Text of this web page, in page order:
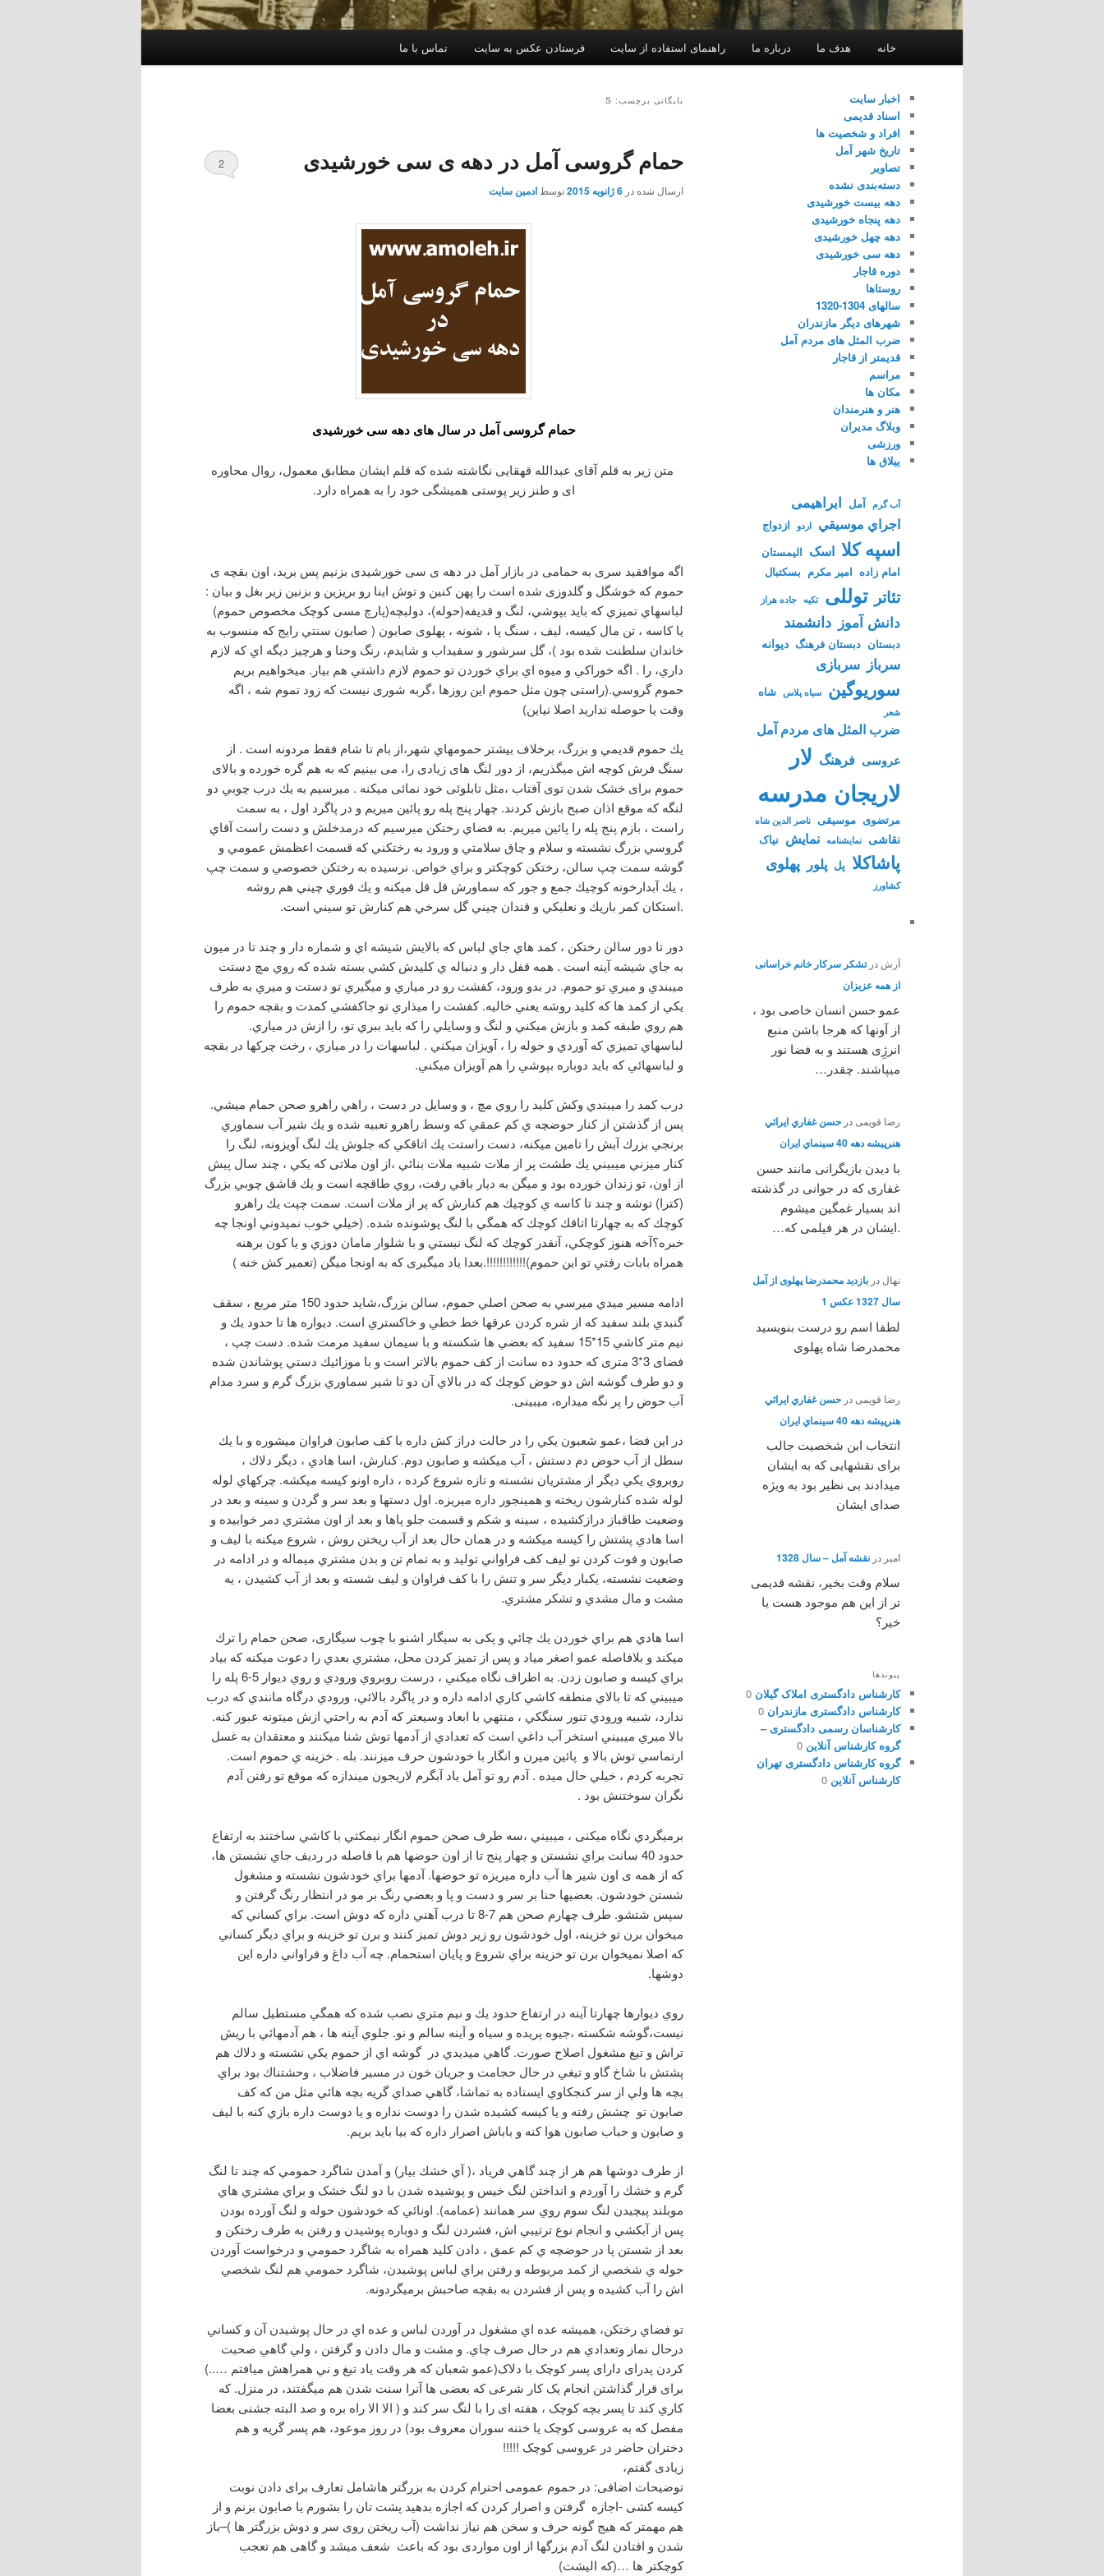
خانه هدف ما درباره ما راهنمای استفاده از سایت فرستادن عکس به سایت تماس با ما
بایگانی برچسب: S
حمام گروسی آمل در دهه ی سی خورشیدی
ارسال شده در 6 ژانویه 2015 توسط ادمین سایت
2
حمام گروسی آملدر سال های دهه سی خورشیدی
متن زیر به قلم آقای عبدالله قهقایی نگاشته شده که قلم ایشان مطابق معمول، روال محاوره
ای و طنز زیر پوستی همیشگی خود را به همراه دارد.
اگه موافقيد سری به حمامی در بازار آمل در دهه ی سی خورشیدی بزنیم پس بريد، اون بقچه ی
حموم که خوشگل و گلدوزی شده است را پهن کنين و توش اینا رو بریزین و بزنین زير بغل و بيان :
لباسهاي تميزي كه بايد بپوشي، لنگ و قدیفه(حوله)، دولبچه(پارچ مسی کوچک مخصوص حموم)
یا کاسه ، تن مال كيسه، لیف ، سنگ پا ، شونه ، پهلوی صابون ( صابون سنتي رایج که منسوب به
خاندان سلطنت شده بود )، گل سرشور و سفیداب و شایدم، رنگ وحنا و هرچيز ديگه اي كه لازم
داري، را . اگه خوراكي و ميوه اي براي خوردن تو حموم لازم داشتي هم بيار. ميخواهيم بريم
حموم گروسي.(راستی چون مثل حموم این روزها ،گربه شوری نیست که زود تموم شه ، اگه
وقت یا حوصله ندارید اصلا نیاین)
يك حموم قديمي و بزرگ، برخلاف بيشتر حمومهاي شهر،از بام تا شام فقط مردونه است . از
سنگ فرش كوچه اش ميگذريم، از دور لنگ های زیادی را، می بینیم که به هم گره خورده و بالای
حموم برای خشک شدن توی آفتاب ،مثل تابلوئی خود نمائی میکنه . ميرسيم به يك درب چوبي دو
لنگه كه موقع اذان صبح بازش كردند. چهار پنج پله رو پائين ميريم و در پاگرد اول ، به سمت
راست ، بازم پنج پله را پائين ميريم. به فضاي رختكن ميرسيم كه درمدخلش و دست راست آقاي
گروسي بزرگ نشسته و سلام و چاق سلامتي و ورود به رختكني كه قسمت اعظمش عمومي و
گوشه سمت چپ سالن، رختكن کوچکتر و براي خواص. نرسيده به رختكن خصوصي و سمت چپ
، يك آبدارخونه كوچيك جمع و جور كه سماورش قل قل ميكنه و يك قوري چيني هم روشه
.استكان كمر باريك و نعلبكي و قندان چيني گل سرخي هم كنارش تو سيني است.
دور تا دور سالن رختكن ، كمد هاي جاي لباس كه بالايش شيشه اي و شماره دار و چند تا در ميون
به جاي شيشه آينه است . همه قفل دار و دنباله ي كليدش كشي بسته شده كه روي مچ دستت
ميبندي و ميري تو حموم. در بدو ورود، كفشت رو در مياري و ميگيري تو دستت و ميري به طرف
يكي از كمد ها كه كليد روشه يعني خاليه. كفشت را ميذاري تو جاكفشي كمدت و بقچه حموم را
هم روي طبقه كمد و بازش ميكني و لنگ و وسايلي را كه بايد ببري تو، را ازش در مياري.
لباسهاي تميزي كه آوردي و حوله را ، آويزان ميكني . لباسهات را در مياري ، رخت چركها در بقچه
و لباسهائي كه بايد دوباره بپوشي را هم آويزان ميكني.
درب كمد را ميبندي وكش كليد را روي مچ ، و وسايل در دست ، راهي راهرو صحن حمام ميشي.
پس از گذشتن از كنار حوضچه ي كم عمقي كه وسط راهرو تعبيه شده و يك شير آب سماوري
برنجي بزرك آبش را تامين ميكنه، دست راستت يك اتاقكي كه جلوش يك لنگ آويزونه، لنگ را
كنار ميزني ميبيني يك طشت پر از ملات شبيه ملات بنائي ،از اون ملاتی كه يكي ، چند سال پيش
از اون، تو زندان خورده بود و ميگن به ديار باقي رفت، روي طاقچه است و يك قاشق چوبي بزرگ
(كترا) توشه و چند تا كاسه ي كوچيك هم كنارش كه پر از ملات است. سمت چپت يك راهرو
كوچك كه به چهارتا اتاقك كوچك كه همگي با لنگ پوشونده شده. (خيلي خوب نميدوني اونجا چه
خبره؟آخه هنوز كوچكي، آنقدر كوچك كه لنگ نبستي و با شلوار مامان دوزي و يا كون برهنه
همراه بابات رفتي تو اين حموم)!!!!!!!!!!!!.بعدا یاد میگیری که به اونجا میگن (تعمیر کش خنه )
ادامه مسير ميدي ميرسي به صحن اصلي حموم، سالن بزرگ،شايد حدود 150 متر مربع ، سقف
گنبدي بلند سفيد كه از شره كردن عرقها خط خطي و خاكستري است. ديواره ها تا حدود يك و
نيم متر كاشي 15*15 سفيد كه بعضي ها شكسته و با سيمان سفيد مرمت شده. دست چپ ،
فضای 3*3 متری که حدود ده سانت از كف حموم بالاتر است و با موزائيك دستي پوشاندن شده
و دو طرف گوشه اش دو حوض كوچك كه در بالاي آن دو تا شير سماوري بزرگ گرم و سرد مدام
آب حوض را پر نگه ميداره، میبینی.
در اين فضا ،عمو شعبون يكي را در حالت دراز كش داره با كف صابون فراوان ميشوره و با يك
سطل از آب حوض دم دستش ، آب ميكشه و صابون دوم. كنارش، اسا هادي ، ديگر دلاك ،
روبروي يكي ديگر از مشتريان نشسته و تازه شروع كرده ، داره اونو كيسه ميكشه. چرکهاي لوله
لوله شده كنارشون ريخته و همينجور داره ميريزه. اول دستها و بعد سر و گردن و سینه و بعد در
وضعيت طاقباز درازکشيده ، سينه و شکم و قسمت جلو پاها و بعد از اون مشتري دمر خوابيده و
اسا هادي پشتش را كيسه ميكشه و در همان حال بعد از آب ريختن روش ، شروع ميكنه با ليف و
صابون و فوت كردن تو ليف كف فراواني توليد و به تمام تن و بدن مشتري ميماله و در ادامه در
وضعيت نشسته، يكبار ديگر سر و تنش را با كف فراوان و ليف شسته و بعد از آب كشيدن ، يه
مشت و مال مشدي و تشكر مشتري.
اسا هادي هم براي خوردن يك چائي و پکی به سیگار اشنو با چوب سیگاری، صحن حمام را ترك
ميكند و بلافاصله عمو اصغر مياد و پس از تميز كردن محل، مشتري بعدي را دعوت ميكنه كه بياد
براي كيسه و صابون زدن. به اطراف نگاه ميكني ، درست روبروي ورودي و روي ديوار 5-6 پله را
ميبيني كه تا بالاي منطقه كاشي كاري ادامه داره و در پاگرد بالائي، ورودي درگاه مانندي كه درب
ندارد، شبيه ورودي تنور سنگكي ، منتهي با ابعاد وسيعتر كه آدم به راحتي ازش ميتونه عبور كنه.
بالا ميري ميبيني استخر آب داغي است كه تعدادي از آدمها توش شنا ميكنند و معتقدان به غسل
ارتماسي توش بالا و پائين ميرن و انگار با خودشون حرف ميزنند. بله . خزينه ي حموم است.
تجربه كردم ، خيلي حال ميده . آدم رو تو آمل ياد آبگرم لاريجون ميندازه كه موقع تو رفتن آدم
نگران سوختنش بود .
برميگردي نگاه ميكنی ، ميبيني ،سه طرف صحن حموم انگار نيمكتي با كاشي ساختند به ارتفاع
حدود 40 سانت براي نشستن و چهار پنج تا از اون حوضها هم با فاصله در رديف جاي نشستن ها،
كه از همه ی اون شير ها آب داره میریزه تو حوضها. آدمها براي خودشون نشسته و مشغول
شستن خودشون. بعضيها حنا بر سر و دست و پا و بعضي رنگ بر مو در انتظار رنگ گرفتن و
سپس شتشو. طرف چهارم صحن هم 7-8 تا درب آهني داره كه دوش است. براي كساني كه
ميخوان برن تو خزينه، اول خودشون رو زير دوش تميز كنند و برن تو خزينه و براي ديگر كساني
كه اصلا نميخوان برن تو خزينه براي شروع و پايان استحمام. چه آب داغ و فراواني داره اين
دوشها.
روي ديوارها چهارتا آينه در ارتفاع حدود يك و نيم متري نصب شده كه همگي مستطيل سالم
نيست،گوشه شكسته ،جيوه پريده و سياه و آينه سالم و نو. جلوي آينه ها ، هم آدمهائي با ريش
تراش و تيغ مشغول اصلاح صورت. گاهي ميديدي در گوشه اي از حموم يكي نشسته و دلاك هم
پشتش با شاخ گاو و تيغي در حال حجامت و جريان خون در مسير فاضلاب ، وحشتناك بود براي
بچه ها ولي از سر كنجكاوي ايستاده به تماشا، گاهي صداي گريه بچه هائي مثل من كه كف
صابون تو چشش رفته و يا كيسه كشيده شدن را دوست نداره و يا دوست داره بازي كنه با لیف
و صابون و حباب صابون هوا کنه و باباش اصرار داره كه بيا بايد بريم.
از طرف دوشها هم هر از چند گاهي فرياد ،( آي خشك بيار) و آمدن شاگرد حمومي كه چند تا لنگ
گرم و خشك را آوردم و انداختن لنگ خيس و پوشيده شدن با دو لنگ خشک و براي مشتري هاي
موبلند پيچيدن لنگ سوم روي سر همانند (عمامه). اونائي كه خودشون حوله و لنگ آورده بودن
پس از آبكشي و انجام نوع ترتيبي اش، فشردن لنگ و دوباره پوشيدن و رفتن به طرف رختكن و
بعد از شستن پا در حوضچه ي كم عمق ، دادن كليد همراه به شاگرد حمومي و درخواست آوردن
حوله ي شخصي از كمد مربوطه و رفتن براي لباس پوشيدن، شاگرد حمومي هم لنگ شخصي
اش را آب كشيده و پس از فشردن به بقچه صاحبش برميگردونه.
تو فضاي رختكن، هميشه عده اي مشغول در آوردن لباس و عده اي در حال پوشيدن آن و كساني
درحال نماز وتعدادي هم در حال صرف چاي. و مشت و مال دادن و گرفتن ، ولي گاهي صحبت
کردن پدرای دارای پسر کوچک با دلاک(عمو شعبان كه هر وقت ياد تيغ و ني همراهش ميافتم …..)
برای قرار گذاشتن انجام یک کار شرعی که بعضی ها آنرا سنت شدن هم میگفتند، در منزل. كه
كاري كند تا پسر بچه کوچک ، هفته ای را با لنگ سر کند و ( الا الا راه بره و صد البته جشنی بعضا
مفصل که به عروسی کوچک یا ختنه سوران معروف بود) در روز موعود، هم پسر گریه و هم
دختران حاضر در عروسی کوچک !!!!!
زیادی گفتم،
توضیحات اضافی: در حموم عمومی احترام کردن به بزرگتر هاشامل تعارف برای دادن نوبت
کیسه کشی -اجازه گرفتن و اصرار کردن که اجازه بدهید پشت تان را بشورم یا صابون بزنم و از
هم مهمتر که هیج گونه حرف و سخن هم نیاز نداشت (آب ریختن روی سر و دوش بزرگتر ها )–باز
شدن و افتادن لنگ آدم بزرگها از اون مواردی بود که باعث شعف میشد و گاهی هم تعجب
کوچکتر ها …(که الیشت)
اخبار سایت
اسناد قدیمی
افراد و شخصیت ها
تاریخ شهر آمل
تصاویر
دسته‌بندی نشده
دهه بیست خورشیدی
دهه پنجاه خورشیدی
دهه چهل خورشیدی
دهه سی خورشیدی
دوره قاجار
روستاها
سالهای 1304-1320
شهرهای دیگر مازندران
ضرب المثل های مردم آمل
قدیمتر از قاجار
مراسم
مکان ها
هنر و هنرمندان
وبلاگ مدیران
ورزشی
ییلاق ها
آب گرم آمل ابراهیمی
اجراي موسيقي اردو ازدواج
اسپه کلا اسک الیمستان
امام زاده امیر مکرم بسکتبال
تئاتر توللی تکیه جاده هراز
دانش آموز دانشمند
دبستان دبستان فرهنگ دیوانه
سرباز سربازی
سوریوگین سیاه پلاس شاه
شعر
ضرب المثل های مردم آمل
عروسی فرهنگ لار
لاریجان مدرسه
مرتضوی موسیقی ناصر الدین شاه
نقاشی نمايشنامه نمایش نیاک
پاشاکلا پل پلور پهلوی
کشاورز
آرش درتشکر سرکار خانم خراسانی
از همه عزیزان
عمو حسن انسان خاصی بود ،
از آونها که هرجا باشن منبع
انرژِی هستند و به فضا نور
میپاشند. چقدر…
رضا قویمی در حسن غفاري ايرائي
هنرپيشه دهه 40 سينماي ايران
با دیدن بازیگرانی مانند حسن
غفاری که در جوانی در گذشته
اند بسیار غمگین میشوم
.ایشان در هر فیلمی که…
نهال در بازدید محمدرضا پهلوی از آمل
سال 1327 عکس 1
لطفا اسم رو درست بنویسید
محمدرضا شاه پهلوی
رضا قویمی در حسن غفاري ايرائي
هنرپيشه دهه 40 سينماي ايران
انتخاب ابن شخصیت جالب
برای نقشهایی که به ایشان
میدادند بی نظیر بود به ویژه
صدای ایشان
امیر در نقشه آمل – سال 1328
سلام وقت بخیر، نقشه قدیمی
تر از این هم موجود هست یا
خیر؟
پیوندها
کارشناس دادگستری املاک گیلان
کارشناس دادگستری مازندران
کارشناسان رسمی دادگستری –
گروه کارشناس آنلاین
گروه کارشناس دادگستری تهران
کارشناس آنلاین